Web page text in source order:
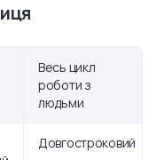
Весь цикл
роботи з
людьми
Довгостроковий